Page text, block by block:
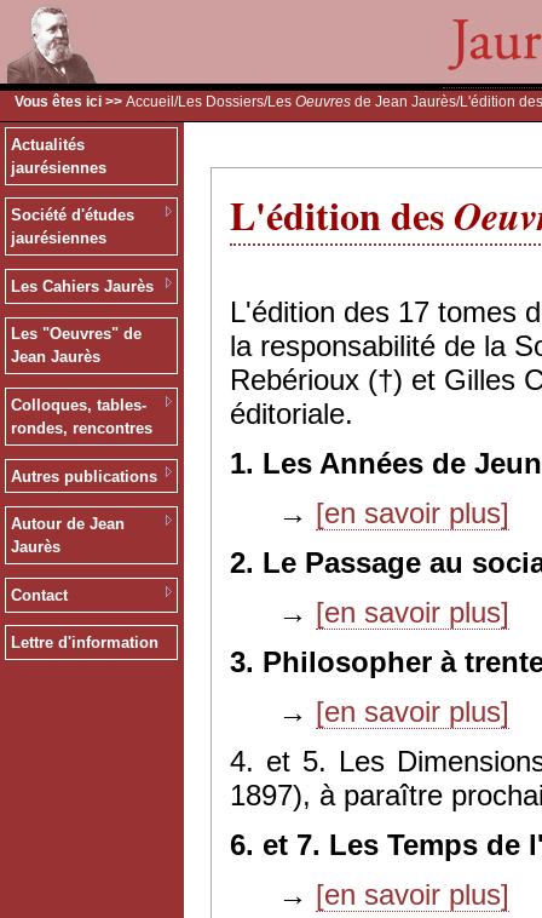
Vous êtes ici >> Accueil /Les Dossiers/Les Oeuvres de Jean Jaurès/L'édition
Actualités
jaurésiennes
Société d'études
jaurésiennes
Les Cahiers Jaurès
Les "Oeuvres" de
Jean Jaurès
Colloques, tables-
rondes, rencontres
Autres publications
Autour de Jean
Jaurès
Contact
Lettre d'information
L'édition des
L'édition des 17 tomes
la responsabilité de la
Rebérioux (†) et Gilles
éditoriale.
1. Les Années de
→ [en savoir plus]
2. Le Passage au
→ [en savoir plus]
3. Philosopher à
→ [en savoir plus]
4. et 5. Les
1897), à paraître
6. et 7. Les Temps de
→ [en savoir plus]